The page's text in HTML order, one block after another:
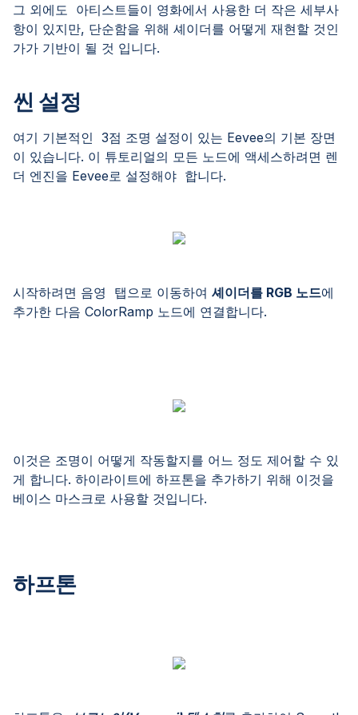
그 외에도 아티스트들이 영화에서 사용한 더 작은 세부사
항이 있지만, 단순함을 위해 셰이더를 어떻게 재현할 것인
가가 기반이 될 것 입니다.
씬 설정
여기 기본적인 3점 조명 설정이 있는 Eevee의 기본 장면
이 있습니다. 이 튜토리얼의 모든 노드에 액세스하려면 렌
더 엔진을 Eevee로 설정해야 합니다.
시작하려면 음영 탭으로 이동하여 셰이더를 RGB 노드에
추가한 다음 ColorRamp 노드에 연결합니다.
이것은 조명이 어떻게 작동할지를 어느 정도 제어할 수 있
게 합니다. 하이라이트에 하프톤을 추가하기 위해 이것을
베이스 마스크로 사용할 것입니다.
하프톤